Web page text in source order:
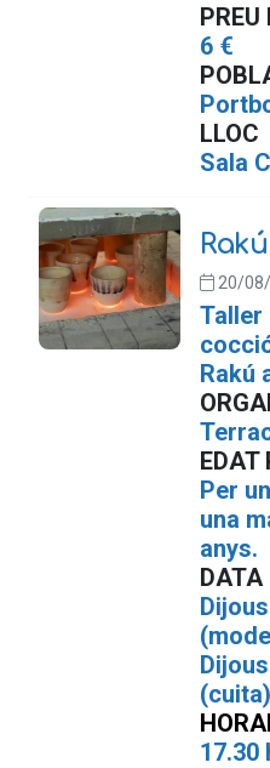
PREU
6 €
LLOC
Sala
20/
Taller
Rakú
EDAT
Per
una
anys.
DATA
(cuita)
17.30